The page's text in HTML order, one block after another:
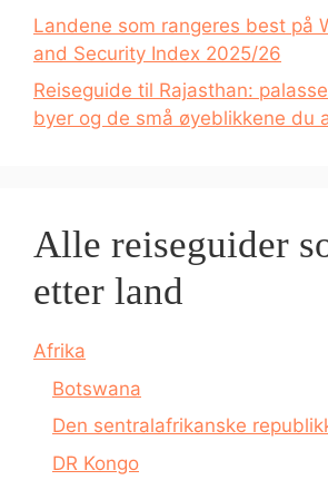
Landene som rangeres best på
and Security Index 2025/26
Reiseguide til Rajasthan:
byer og de små øyeblikkene du
Alle reiseguider
etter land
Afrika
Botswana
Den sentralafrikanske
DR Kongo